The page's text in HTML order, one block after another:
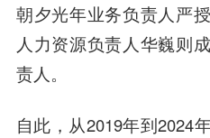
朝夕光年业务负责人严
人力资源负责人华巍则
责人。
自此，从2019年到2024